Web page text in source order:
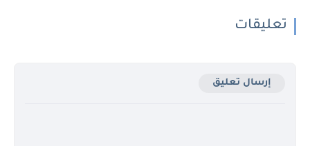
تعليقات
إرسال تعليق